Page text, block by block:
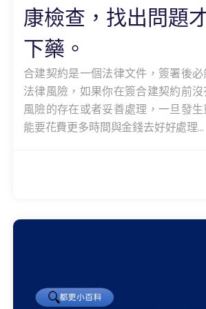
康檢查，找出問題
下藥。
合建契約是一個法律文件，簽署後
法律風險，如果你在簽合建契約前
風險的存在或者妥善處理，一旦發
能要花費更多時間與金錢去好好處理...